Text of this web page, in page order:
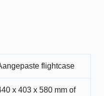
flightcase
x 403 x 580 mm of